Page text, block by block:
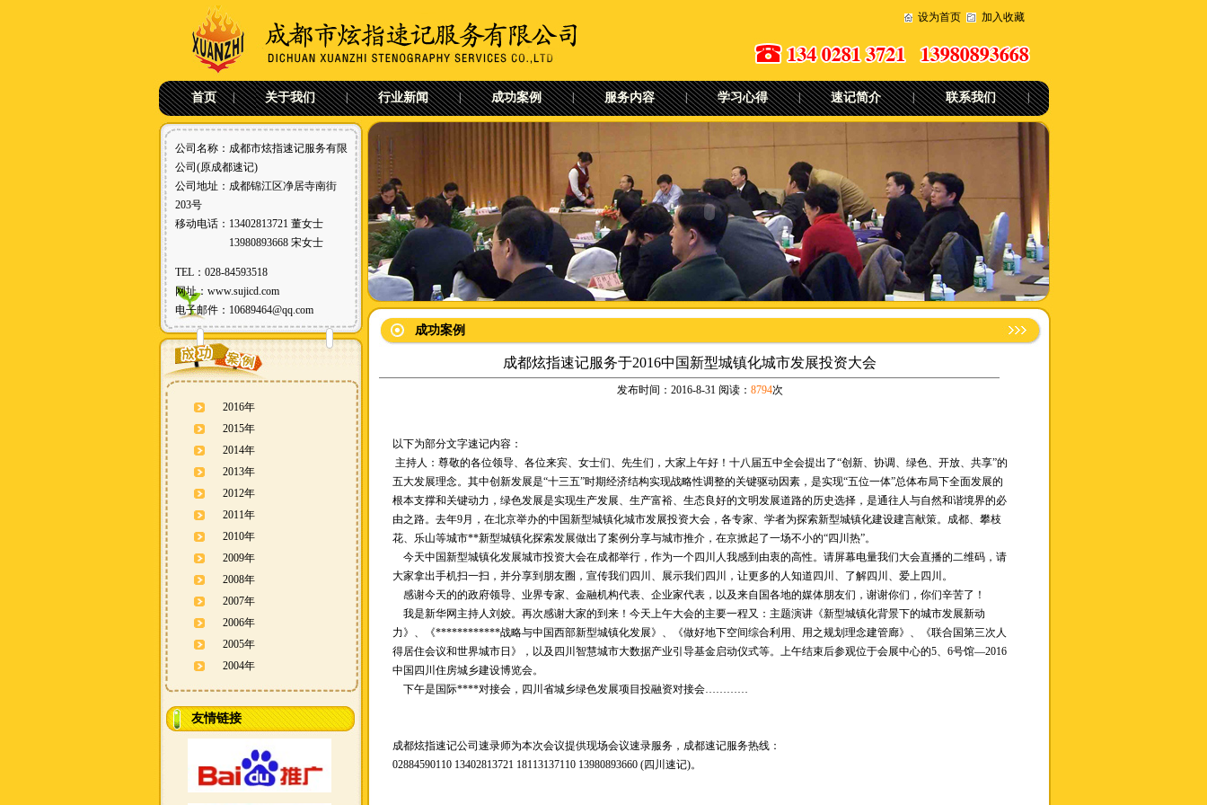
设为首页 加入收藏
首页 | 关于我们 | 行业新闻 | 成功案例 | 服务内容 | 学习心得 | 速记简介 | 联系我们 |
公司名称：成都市炫指速记服务有限
公司(原成都速记)
公司地址：成都锦江区净居寺南街
203号
移动电话：13402813721 董女士
13980893668 宋女士
TEL：028-84593518
网址： www.sujicd.com
电子邮件：10689464@qq.com
2016年
2015年
2014年
2013年
2012年
2011年
2010年
2009年
2008年
2007年
2006年
2005年
2004年
友情链接
成功案例
成都炫指速记服务于2016中国新型城镇化城市发展投资大会
发布时间：2016-8-31 阅读： 8794次
以下为部分文字速记内容：
主持人：尊敬的各位领导、各位来宾、女士们、先生们，大家上午好！十八届五中全会提出了“创新、协调、绿色、开放、共享”的
五大发展理念。其中创新发展是“十三五”时期经济结构实现战略性调整的关键驱动因素，是实现“五位一体”总体布局下全面发展的
根本支撑和关键动力，绿色发展是实现生产发展、生产富裕、生态良好的文明发展道路的历史选择，是通往人与自然和谐境界的必
由之路。去年9月，在北京举办的中国新型城镇化城市发展投资大会，各专家、学者为探索新型城镇化建设建言献策。成都、攀枝
花、乐山等城市**新型城镇化探索发展做出了案例分享与城市推介，在京掀起了一场不小的“四川热”。
今天中国新型城镇化发展城市投资大会在成都举行，作为一个四川人我感到由衷的高性。请屏幕电量我们大会直播的二维码，请
大家拿出手机扫一扫，并分享到朋友圈，宣传我们四川、展示我们四川，让更多的人知道四川、了解四川、爱上四川。
感谢今天的的政府领导、业界专家、金融机构代表、企业家代表，以及来自国各地的媒体朋友们，谢谢你们，你们辛苦了！
我是新华网主持人刘姣。再次感谢大家的到来！今天上午大会的主要一程又：主题演讲《新型城镇化背景下的城市发展新动
力》、《************战略与中国西部新型城镇化发展》、《做好地下空间综合利用、用之规划理念建管廊》、《联合国第三次人
得居住会议和世界城市日》，以及四川智慧城市大数据产业引导基金启动仪式等。上午结束后参观位于会展中心的5、6号馆—2016
中国四川住房城乡建设博览会。
下午是国际****对接会，四川省城乡绿色发展项目投融资对接会…………
成都炫指速记公司速录师为本次会议提供现场会议速录服务，成都速记服务热线：
02884590110 13402813721 18113137110 13980893660 (四川速记)。